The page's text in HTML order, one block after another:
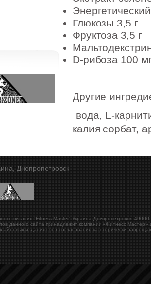
Глюкозы 3,5 г
Фруктоза 3,5 г
D-рибоза 100
Другие
вода, L-
калия сорбат,
Днепропетровск
питания "Fitness Master" Украина Днепропетровск, 49000
данного сайта принадлежит компании «Фитнесс Мастер»
изданиях без согласования категорически